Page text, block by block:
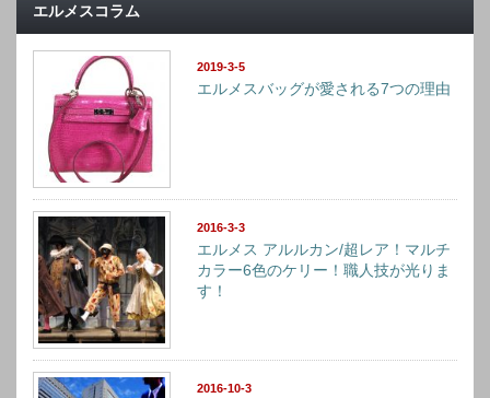
エルメスコラム
2019-3-5
エルメスバッグが愛される7つの理由
2016-3-3
エルメス アルルカン/超レア！マルチ
カラー6色のケリー！職人技が光りま
す！
2016-10-3